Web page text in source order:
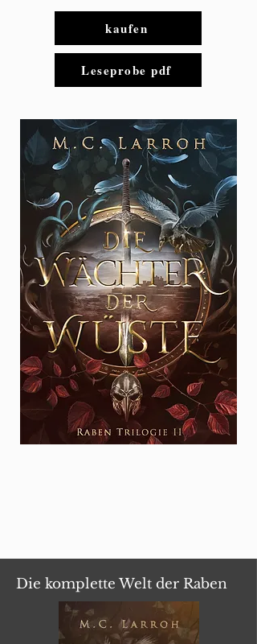
kaufen
Leseprobe pdf
Die komplette Welt der Raben